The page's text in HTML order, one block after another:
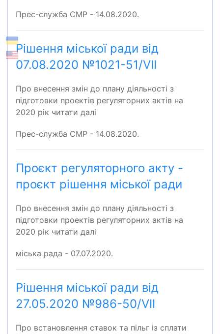
Прес-служба СМР - 14.08.2020.
Рішення міської ради від
07.08.2020 №1021-51/VІІ
Про внесення змін до плану діяльності з
підготовки проектів регуляторних актів на
2020 рік читати далі
Прес-служба СМР - 14.08.2020.
Проєкт регуляторного акту -
проєкт рішення міської ради
Про внесення змін до плану діяльності з
підготовки проектів регуляторних актів на
2020 рік читати далі
міська рада - 07.07.2020.
Рішення міської ради від
27.05.2020 №986-50/VІІ
Про встановлення ставок та пільг із сплати